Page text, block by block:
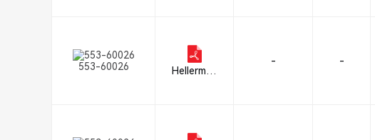
553-60026
Hellerman
- -